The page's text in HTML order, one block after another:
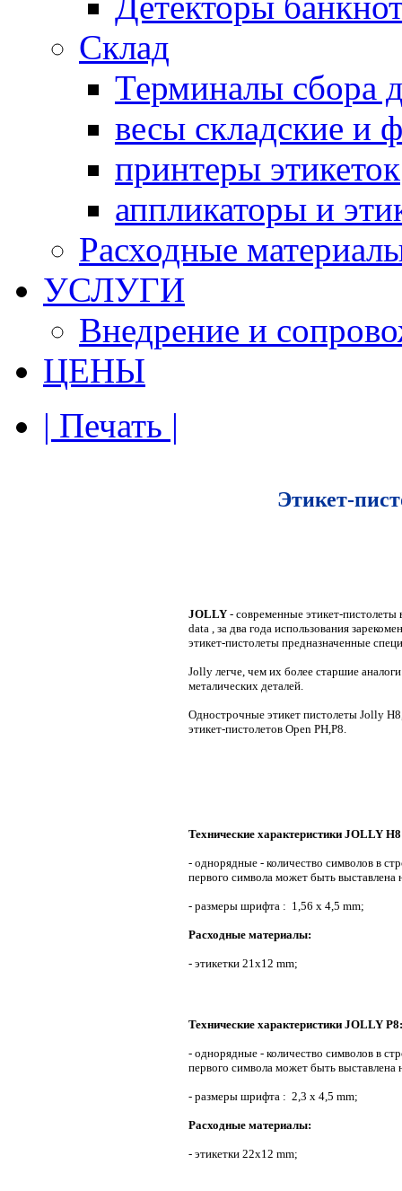
Склад
Терминалы сбора
весы складские и
принтеры этикеток
аппликаторы и
Расходные
УСЛУГИ
Внедрение и
ЦЕНЫ
| Печать |
Этикет-
JOLLY - современные этикет-
data , за два года использования
этикет-пистолеты предназначенные
Jolly легче, чем их более старшие
металических деталей.
Однострочные этикет пистолеты Jolly
этикет-пистолетов Open PH,P8.
Технические характеристики JOLLY
- однорядные - количество символов в
первого символа может быть
- размеры шрифта : 1,56 x 4,5 mm;
Расходные материалы:
- этикетки 21х12 mm;
Технические характеристики JOLLY P8:
- однорядные - количество символов в
первого символа может быть
- размеры шрифта : 2,3 x 4,5 mm;
Расходные материалы:
- этикетки 22х12 mm;